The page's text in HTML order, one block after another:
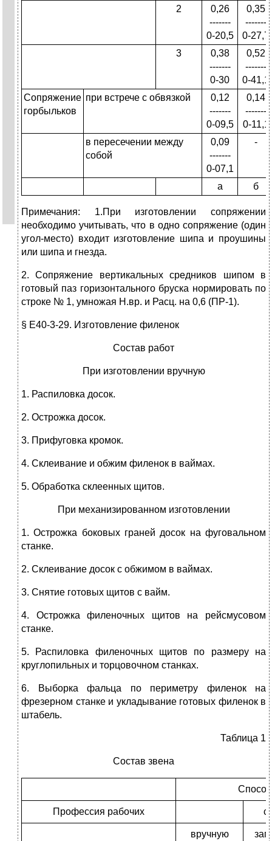
2
0,26
-------
0-20,5
0,35
-------
0-27,7
3
0,38
-------
0-30
0,52
-------
0-41,1
Сопряжение
горбыльков
при встрече с обвязкой
0,12
-------
0-09,5
0,14
-------
0-11,1
в пересечении между
собой
0,09
-------
0-07,1
-
а б
Примечания: 1.При изготовлении сопряжении
необходимо учитывать, что в одно сопряжение (один
угол-место) входит изготовление шипа и проушины
или шипа и гнезда.
2. Сопряжение вертикальных средников шипом в
готовый паз горизонтального бруска нормировать по
строке № 1, умножая Н.вр. и Расц. на 0,6 (ПР-1).
§ Е40-3-29. Изготовление филенок
Состав работ
При изготовлении вручную
1. Распиловка досок.
2. Острожка досок.
3. Прифуговка кромок.
4. Склеивание и обжим филенок в ваймах.
5. Обработка склеенных щитов.
При механизированном изготовлении
1. Острожка боковых граней досок на фуговальном
станке.
2. Склеивание досок с обжимом в ваймах.
3. Снятие готовых щитов с вайм.
4. Острожка филеночных щитов на рейсмусовом
станке.
5. Распиловка филеночных щитов по размеру на
круглопильных и торцовочном станках.
6. Выборка фальца по периметру филенок на
фрезерном станке и укладывание готовых филенок в
штабель.
Таблица 1
Состав звена
Способ
Профессия рабочих
вручную